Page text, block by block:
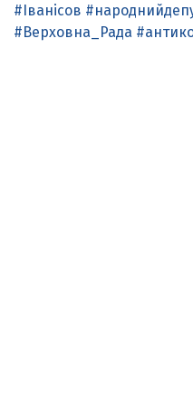
#Іванісов
#Верховна_Рада